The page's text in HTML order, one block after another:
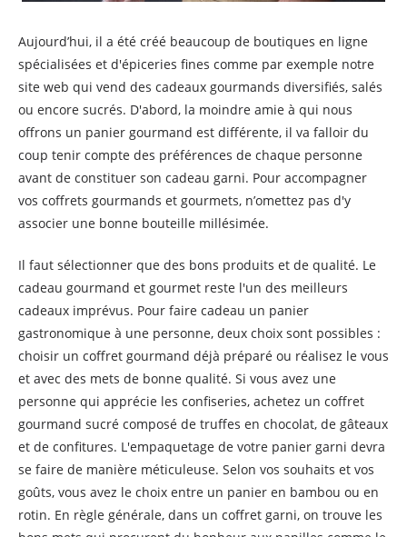
Aujourd’hui, il a été créé beaucoup de boutiques en ligne
spécialisées et d'épiceries fines comme par exemple notre
site web qui vend des cadeaux gourmands diversifiés, salés
ou encore sucrés. D'abord, la moindre amie à qui nous
offrons un panier gourmand est différente, il va falloir du
coup tenir compte des préférences de chaque personne
avant de constituer son cadeau garni. Pour accompagner
vos coffrets gourmands et gourmets, n’omettez pas d'y
associer une bonne bouteille millésimée.
Il faut sélectionner que des bons produits et de qualité. Le
cadeau gourmand et gourmet reste l'un des meilleurs
cadeaux imprévus. Pour faire cadeau un panier
gastronomique à une personne, deux choix sont possibles :
choisir un coffret gourmand déjà préparé ou réalisez le vous
et avec des mets de bonne qualité. Si vous avez une
personne qui apprécie les confiseries, achetez un coffret
gourmand sucré composé de truffes en chocolat, de gâteaux
et de confitures. L'empaquetage de votre panier garni devra
se faire de manière méticuleuse. Selon vos souhaits et vos
goûts, vous avez le choix entre un panier en bambou ou en
rotin. En règle générale, dans un coffret garni, on trouve les